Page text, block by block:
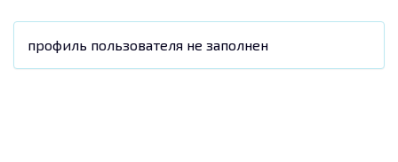
профиль пользователя не заполнен